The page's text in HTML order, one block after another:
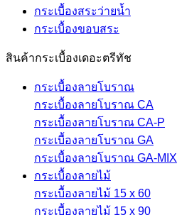
กระเบื้องสระว่ายนํ้า
กระเบื้องขอบสระ
สินค้ากระเบื้องเดอะตรีทัช
กระเบื้องลายโบราณ
กระเบื้องลายโบราณ CA
กระเบื้องลายโบราณ CA-P
กระเบื้องลายโบราณ GA
กระเบื้องลายโบราณ GA-MIX
กระเบื้องลายไม้
กระเบื้องลายไม้ 15 x 60
กระเบื้องลายไม้ 15 x 90